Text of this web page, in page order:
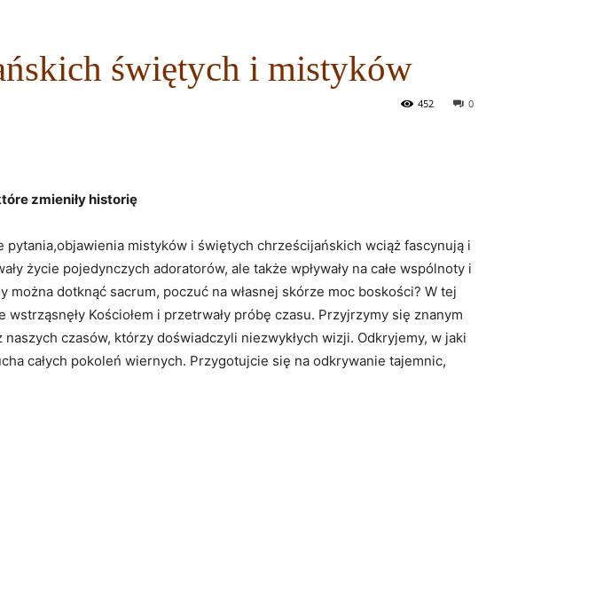
świętych i mistyków
0
452
zmieniły historię
mistyków i świętych chrześcijańskich wciąż fascynują i
życie pojedynczych adoratorów, ale także wpływały na całe wspólnoty i
dotknąć sacrum, poczuć na własnej skórze moc boskości? W tej
Kościołem i przetrwały próbę czasu. Przyjrzymy się znanym
czasów, którzy doświadczyli niezwykłych wizji. Odkryjemy, w jaki
całych pokoleń wiernych. Przygotujcie się na odkrywanie tajemnic,